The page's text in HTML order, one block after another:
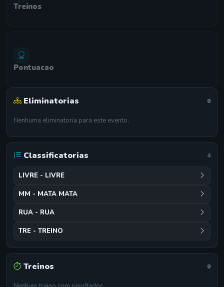
Treinos
Pontuacao
Eliminatorias 0
Nenhuma eliminatoria para este evento.
Classificatorias 4
LIVRE - LIVRE
MM - MATA MATA
RUA - RUA
TRE - TREINO
Treinos 0